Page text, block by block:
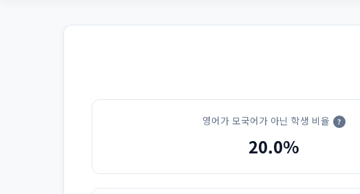
영어가 모국어가 아닌 학생 비율 ?
20.0%